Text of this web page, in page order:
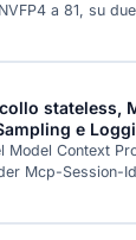
a 81, su
con vision a
GB10 da 128
è stato misurato.
stateless,
e
Context
Mcp-Session-
sta dietro un